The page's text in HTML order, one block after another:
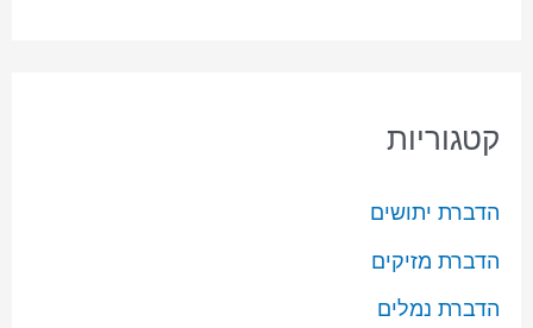
קטגוריות
הדברת יתושים
הדברת מזיקים
הדברת נמלים